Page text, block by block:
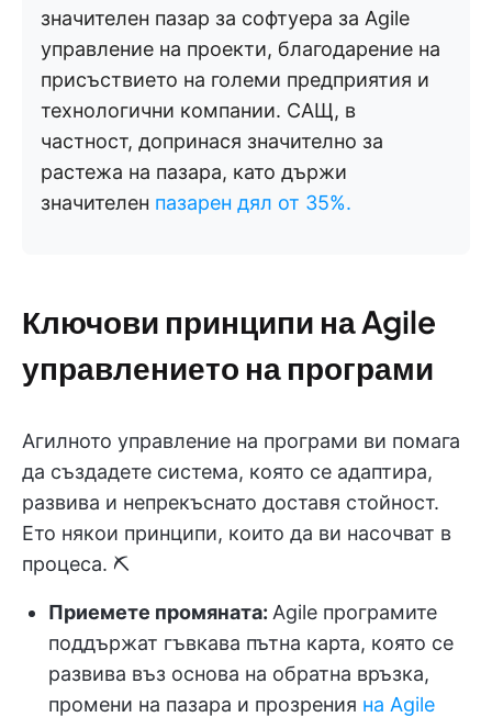
значителен пазар за софтуера за Agile
управление на проекти, благодарение на
присъствието на големи предприятия и
технологични компании. САЩ, в
частност, допринася значително за
растежа на пазара, като държи
значителен пазарен дял от 35%.
Ключови принципи на Agile
управлението на програми
Агилното управление на програми ви помага
да създадете система, която се адаптира,
развива и непрекъснато доставя стойност.
Ето някои принципи, които да ви насочват в
процеса. ⛏️
Приемете промяната: Agile програмите
поддържат гъвкава пътна карта, която се
развива въз основа на обратна връзка,
промени на пазара и прозрения на Agile